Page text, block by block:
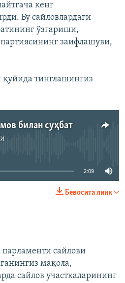
кенг
Бу сайловлардаги
ўзгариши,
заифлашуви,
тинглашингиз
билан суҳбат
манба мавжуд эмас
2:09
Бевосита линк
сайлови
мақола,
сайлов участкаларининг